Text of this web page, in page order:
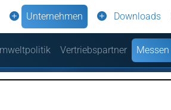
Unternehmen Downloads
Vertriebspartner Messen